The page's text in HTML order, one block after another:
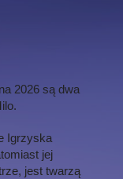
2026 są dwa
Igrzyska
jej
jest twarzą